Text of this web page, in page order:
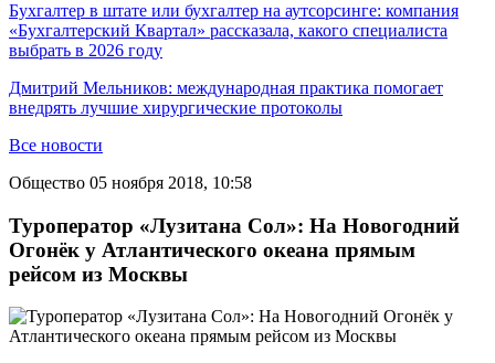
Бухгалтер в штате или бухгалтер на аутсорсинге: компания
«Бухгалтерский Квартал» рассказала, какого специалиста
выбрать в 2026 году
Дмитрий Мельников: международная практика помогает
внедрять лучшие хирургические протоколы
Все новости
Общество 05 ноября 2018, 10:58
Туроператор «Лузитана Сол»: На Новогодний
Огонёк у Атлантического океана прямым
рейсом из Москвы